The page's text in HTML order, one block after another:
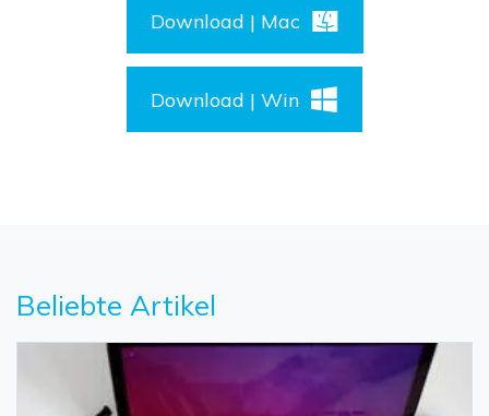
Download | Mac
Download | Win
Beliebte Artikel